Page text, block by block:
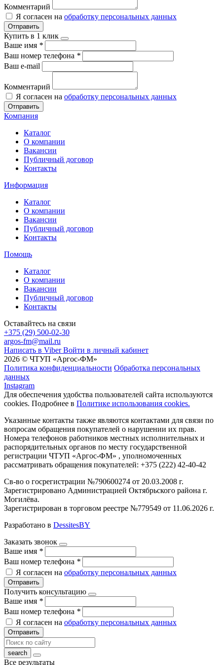
Комментарий
Я согласен на обработку персональных данных
Отправить
Купить в 1 клик
Ваше имя *
Ваш номер телефона *
Ваш e-mail
Комментарий
Я согласен на обработку персональных данных
Отправить
Компания
Каталог
О компании
Вакансии
Публичный договор
Контакты
Информация
Каталог
О компании
Вакансии
Публичный договор
Контакты
Помощь
Каталог
О компании
Вакансии
Публичный договор
Контакты
Оставайтесь на связи
+375 (29) 500-02-30
argos-fm@mail.ru
Написать в Viber Войти в личный кабинет
2026 © ЧТУП «Аргос-ФМ»
Политика конфиденциальности Обработка персональных
данных
Instagram
Для обеспечения удобства пользователей сайта используются
cookies. Подробнее в Политике использования cookies.
Указанные контакты также являются контактами для связи по
вопросам обращения покупателей о нарушении их прав.
Номера телефонов работников местных исполнительных и
распорядительных органов по месту государственной
регистрации ЧТУП «Аргос-ФМ» , уполномоченных
рассматривать обращения покупателей: +375 (222) 42-40-42
Св-во о госрегистрации №790600274 от 20.03.2008 г.
Зарегистрировано Администрацией Октябрьского района г.
Могилёва.
Зарегистрирован в торговом реестре №779549 от 11.06.2026 г.
Разработано в DessitesBY
Заказать звонок
Ваше имя *
Ваш номер телефона *
Я согласен на обработку персональных данных
Отправить
Получить консультацию
Ваше имя *
Ваш номер телефона *
Я согласен на обработку персональных данных
Отправить
Все результаты